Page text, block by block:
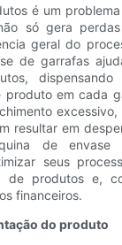
é um
só gera
geral do
de garrafas
em cada
excessivo,
resultar em
de envase
seus
produtos e,
financeiros.
do produto